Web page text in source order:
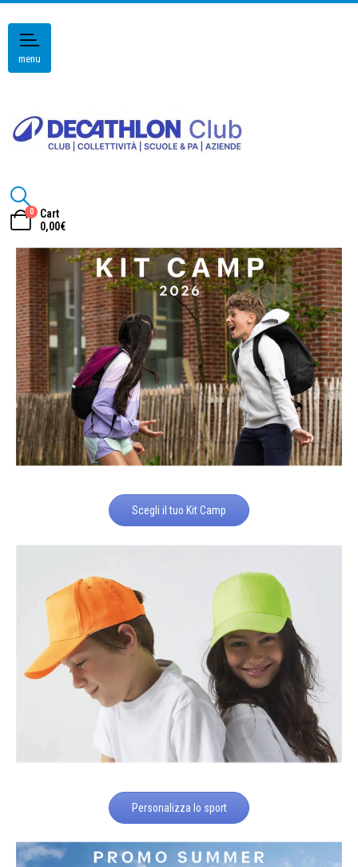
menu
0
Cart
0,00€
Scegli il tuo Kit Camp
Personalizza lo sport